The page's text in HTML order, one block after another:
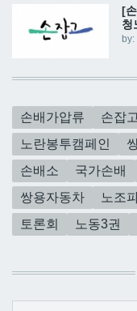
[
청
by:
손배가압류 손잡
노란봉투캠페인
손배소
국가손배
쌍용자동차
노조
토론회
노동3권